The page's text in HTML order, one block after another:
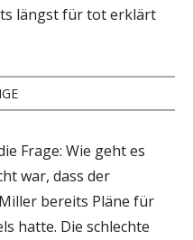
längst für tot erklärt
Frage: Wie geht es
war, dass der
bereits Pläne für
hatte. Die schlechte